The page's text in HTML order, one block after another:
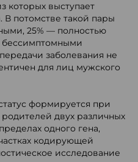
которых выступает
В потомстве такой пары
25% — полностью
бессимптомными
заболевания не
для лиц мужского
формируется при
двух различных
одного гена,
кодирующей
исследование